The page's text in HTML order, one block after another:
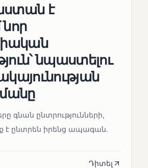
է
նոր
նպաստելու
գնան ընտրությունների,
է ընտրեն իրենց ապագան.
Դիտել